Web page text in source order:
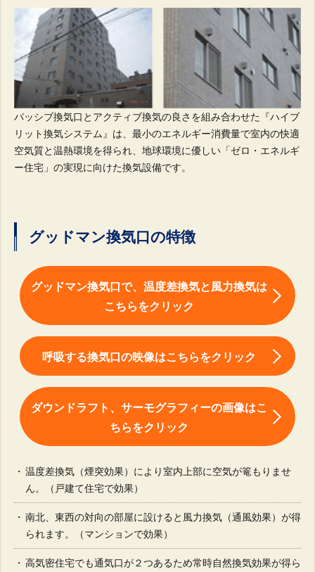
パッシブ換気口とアクティブ換気の良さを組み合わせた『ハイブ
リット換気システム』は、最小のエネルギー消費量で室内の快適
空気質と温熱環境を得られ、地球環境に優しい「ゼロ・エネルギ
ー住宅」の実現に向けた換気設備です。
グッドマン換気口の特徴
グッドマン換気口で、温度差換気と風力換気は
こちらをクリック
呼吸する換気口の映像はこちらをクリック
ダウンドラフト、サーモグラフィーの画像はこ
ちらをクリック
温度差換気（煙突効果）により室内上部に空気が篭もりませ
ん。（戸建て住宅で効果）
南北、東西の対向の部屋に設けると風力換気（通風効果）が得
られます。（マンションで効果）
高気密住宅でも通気口が２つあるため常時自然換気効果が得ら